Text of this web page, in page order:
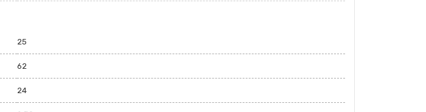
25
62
24